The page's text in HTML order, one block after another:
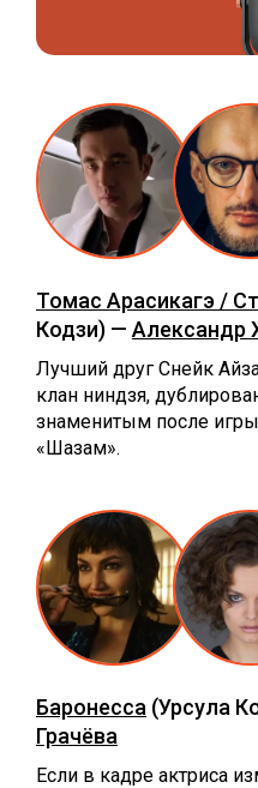
Томас Арасикагэ /
Кодзи) — Александр
Лучший друг Снейк
клан ниндзя,
знаменитым после
«Шазам».
Баронесса (Урсула
Грачёва
Если в кадре актриса